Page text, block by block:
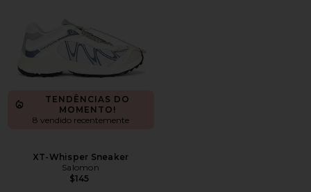
TENDÊNCIAS DO
MOMENTO!
8 vendido recentemente
XT-Whisper Sneaker
Salomon
$145